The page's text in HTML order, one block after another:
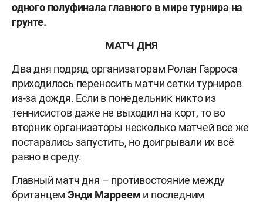
одного полуфинала главного в мире турнира на
грунте.
МАТЧ ДНЯ
Два дня подряд организаторам Ролан Гарроса
приходилось переносить матчи сетки турниров
из-за дождя. Если в понедельник никто из
теннисистов даже не выходил на корт, то во
вторник организаторы несколько матчей все же
постарались запустить, но доигрывали их всё
равно в среду.
Главный матч дня – противостояние между
британцем Энди Марреем и последним